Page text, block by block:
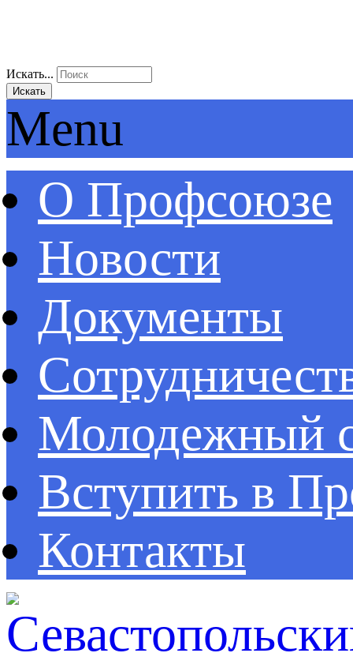
Искать...
Искать
Menu
О Профсоюзе
Новости
Документы
Молодежный
Вступить в
Контакты